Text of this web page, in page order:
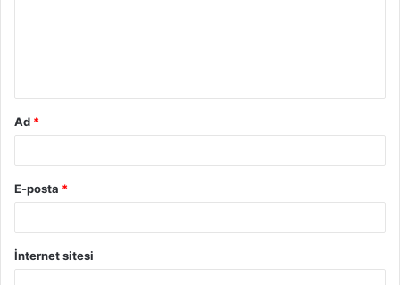
Ad *
E-posta *
İnternet sitesi